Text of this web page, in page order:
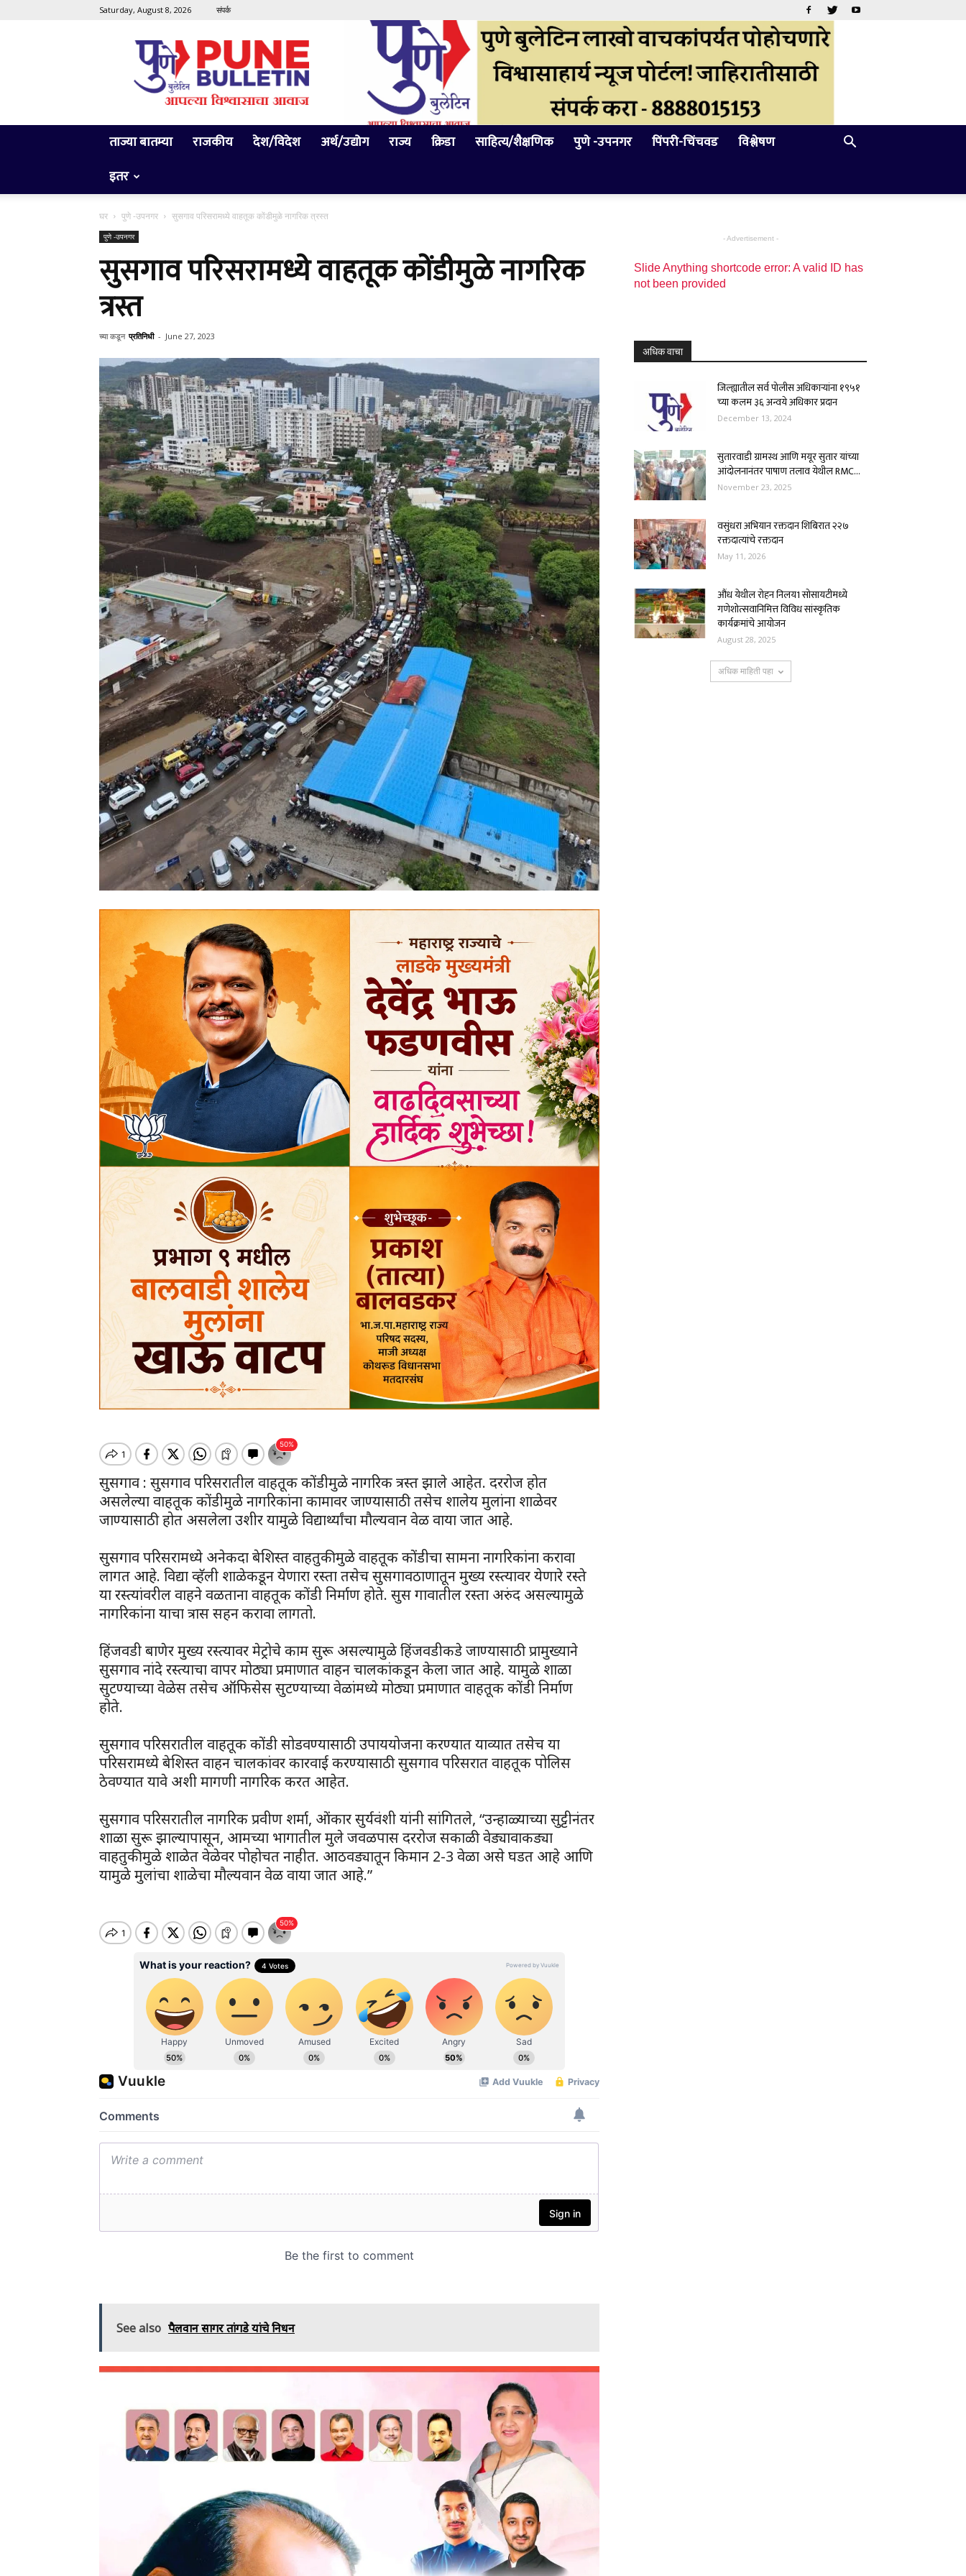
Saturday, August 8, 2026 संपर्क
Pune
Bulletin
ताज्या बातम्या राजकीय देश/विदेश अर्थ/उद्योग राज्य क्रिडा साहित्य/शैक्षणिक पुणे -उपनगर पिंपरी-चिंचवड
विश्लेषण
इतर
घर पुणे -उपनगर सुसगाव परिसरामध्ये वाहतूक कोंडीमुळे नागरिक त्रस्त
पुणे -उपनगर
सुसगाव परिसरामध्ये वाहतूक कोंडीमुळे नागरिक
त्रस्त
च्या कडून प्रतिनिधी - June 27, 2023
सुसगाव : सुसगाव परिसरातील वाहतूक कोंडीमुळे नागरिक त्रस्त झाले आहेत. दररोज होत
असलेल्या वाहतूक कोंडीमुळे नागरिकांना कामावर जाण्यासाठी तसेच शालेय मुलांना शाळेवर
जाण्यासाठी होत असलेला उशीर यामुळे विद्यार्थ्यांचा मौल्यवान वेळ वाया जात आहे.
सुसगाव परिसरामध्ये अनेकदा बेशिस्त वाहतुकीमुळे वाहतूक कोंडीचा सामना नागरिकांना करावा
लागत आहे. विद्या व्हॅली शाळेकडून येणारा रस्ता तसेच सुसगावठाणातून मुख्य रस्त्यावर येणारे रस्ते
या रस्त्यांवरील वाहने वळताना वाहतूक कोंडी निर्माण होते. सुस गावातील रस्ता अरुंद असल्यामुळे
नागरिकांना याचा त्रास सहन करावा लागतो.
हिंजवडी बाणेर मुख्य रस्त्यावर मेट्रोचे काम सुरू असल्यामुळे हिंजवडीकडे जाण्यासाठी प्रामुख्याने
सुसगाव नांदे रस्त्याचा वापर मोठ्या प्रमाणात वाहन चालकांकडून केला जात आहे. यामुळे शाळा
सुटण्याच्या वेळेस तसेच ऑफिसेस सुटण्याच्या वेळांमध्ये मोठ्या प्रमाणात वाहतूक कोंडी निर्माण
होते.
सुसगाव परिसरातील वाहतूक कोंडी सोडवण्यासाठी उपाययोजना करण्यात याव्यात तसेच या
परिसरामध्ये बेशिस्त वाहन चालकांवर कारवाई करण्यासाठी सुसगाव परिसरात वाहतूक पोलिस
ठेवण्यात यावे अशी मागणी नागरिक करत आहेत.
सुसगाव परिसरातील नागरिक प्रवीण शर्मा, ओंकार सुर्यवंशी यांनी सांगितले, “उन्हाळ्याच्या सुट्टीनंतर
शाळा सुरू झाल्यापासून, आमच्या भागातील मुले जवळपास दररोज सकाळी वेड्यावाकड्या
वाहतुकीमुळे शाळेत वेळेवर पोहोचत नाहीत. आठवड्यातून किमान 2-3 वेळा असे घडत आहे आणि
यामुळे मुलांचा शाळेचा मौल्यवान वेळ वाया जात आहे.”
See also पैलवान सागर तांगडे यांचे निधन
- Advertisement -
Slide Anything shortcode error: A valid ID has
not been provided
अधिक वाचा
जिल्ह्यातील सर्व पोलीस अधिकाऱ्यांना १९५१
च्या कलम ३६ अन्वये अधिकार प्रदान
December 13, 2024
सुतारवाडी ग्रामस्थ आणि मयूर सुतार यांच्या
आंदोलनानंतर पाषाण तलाव येथील RMC...
November 23, 2025
वसुंधरा अभियान रक्तदान शिबिरात २२७
रक्तदात्यांचे रक्तदान
May 11, 2026
औंध येथील रोहन निलय1 सोसायटीमध्ये
गणेशोत्सवानिमित्त विविध सांस्कृतिक
कार्यक्रमांचे आयोजन
August 28, 2025
अधिक माहिती पहा